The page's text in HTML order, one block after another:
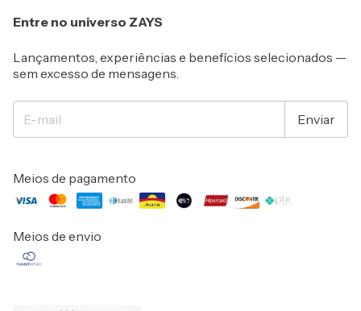
Entre no universo ZAYS
Lançamentos, experiências e benefícios selecionados —
sem excesso de mensagens.
Meios de pagamento
Meios de envio